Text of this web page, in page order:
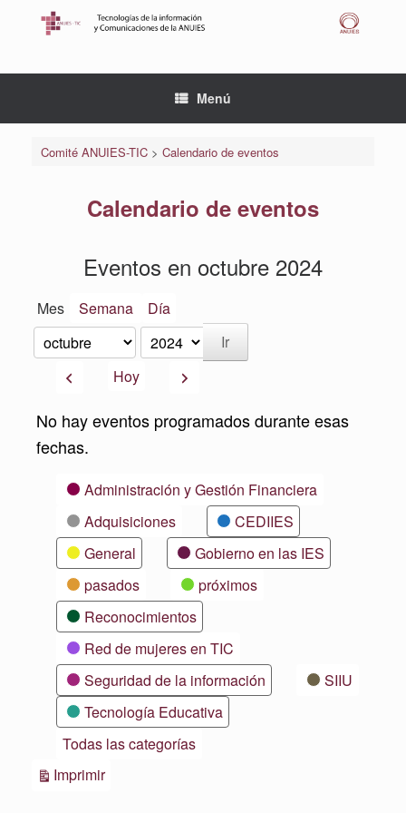
Menú
Comité ANUIES-TIC> Calendario de eventos
Calendario de eventos
Eventos en octubre 2024
Mes Semana Día
Mes
Año
AnteriorHoy Siguiente
No hay eventos programados durante esas
fechas.
CategoríasAdministración y Gestión Financiera
Adquisiciones
CEDIIES
General
Gobierno en las IES
pasados
próximos
Reconocimientos
Red de mujeres en TIC
Seguridad de la información
SIIU
Tecnología Educativa
Todas las categorías
ImprimirVistas